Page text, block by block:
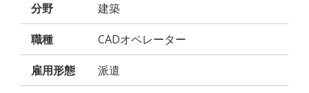
分野 建築
職種 CADオペレーター
雇用形態 派遣